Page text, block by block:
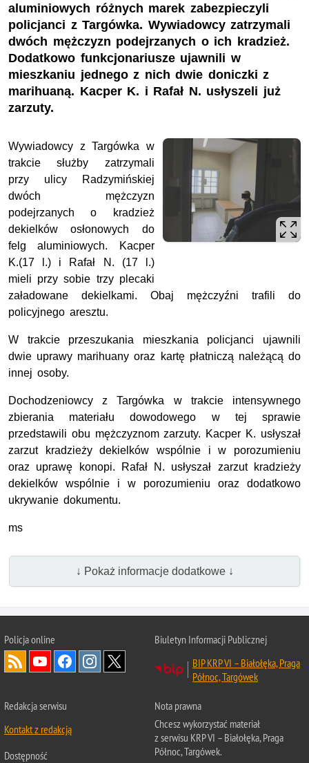
aluminiowych różnych marek zabezpieczyli
policjanci z Targówka. Wywiadowcy zatrzymali
dwóch mężczyzn podejrzanych o ich kradzież.
Dodatkowo funkcjonariusze ujawnili w
mieszkaniu jednego z nich dwie doniczki z
marihuaną. Kacper K. i Rafał N. usłyszeli już
zarzuty.
Wywiadowcy z Targówka w
trakcie służby zatrzymali
przy ulicy Radzymińskiej
dwóch mężczyzn
podejrzanych o kradzież
dekielków osłonowych do
felg aluminiowych. Kacper
K.(17 l.) i Rafał N. (17 l.)
mieli przy sobie trzy plecaki
załadowane dekielkami. Obaj mężczyźni trafili do
policyjnego aresztu.
W trakcie przeszukania mieszkania policjanci ujawnili
dwie uprawy marihuany oraz kartę płatniczą należącą do
innej osoby.
Dochodzeniowcy z Targówka w trakcie intensywnego
zbierania materiału dowodowego w tej sprawie
przedstawili obu mężczyznom zarzuty. Kacper K. usłyszał
zarzut kradzieży dekielków wspólnie i w porozumieniu
oraz uprawę konopi. Rafał N. usłyszał zarzut kradzieży
dekielków wspólnie i w porozumieniu oraz dodatkowo
ukrywanie dokumentu.
ms
↓ Pokaż informacje dodatkowe ↓
Policja online
Biuletyn Informacji Publicznej
BIP KRP VI – Białołęka, Praga
Północ, Targówek
Redakcja serwisu
Kontakt z redakcją
Dostępność
Nota prawna
Chcesz wykorzystać materiał
z serwisu KRP VI – Białołęka, Praga
Północ, Targówek.